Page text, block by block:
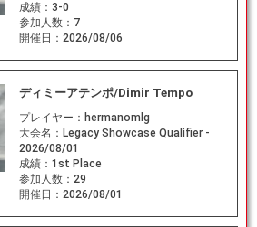
成績： 3-0
参加人数： 7
開催日： 2026/08/06
ディミーアテンポ/Dimir Tempo
プレイヤー： hermanomlg
大会名： Legacy Showcase Qualifier -
2026/08/01
成績： 1st Place
参加人数： 29
開催日： 2026/08/01